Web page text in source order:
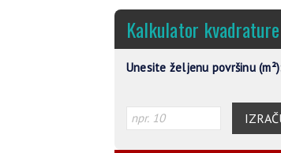
Kalkulator kvadrature
Unesite željenu površinu